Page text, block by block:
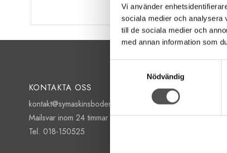
Vi använder
sociala medier och analysera
till de sociala medier och
med annan information som
Nödvändig
KONTAKTA OSS
kontakt@symaskinsboden.se
Mailsvar inom 24 timmar
Tel. 018-150525